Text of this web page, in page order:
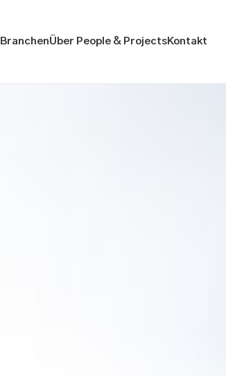
BranchenÜber People & Projects Kontakt